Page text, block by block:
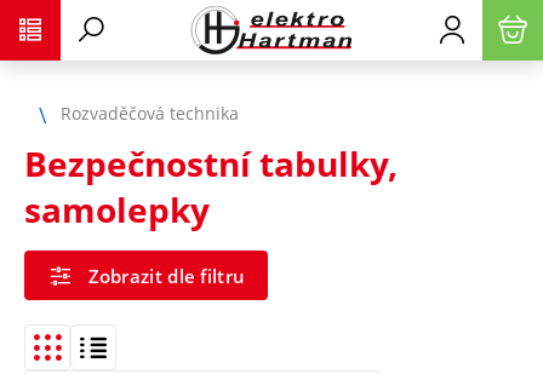
Rozvaděčová technika
Bezpečnostní tabulky,
samolepky
Zobrazit dle filtru